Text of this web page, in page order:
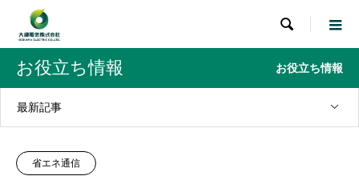

お役立ち情報 お役立ち情報
最新記事
省エネ通信